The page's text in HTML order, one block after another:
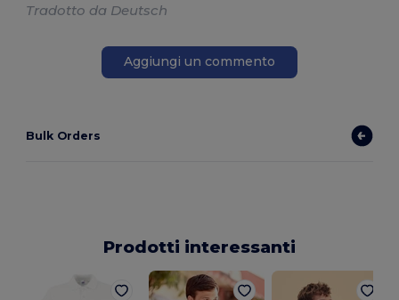
Tradotto da Deutsch
Aggiungi un commento
Bulk Orders
Prodotti interessanti